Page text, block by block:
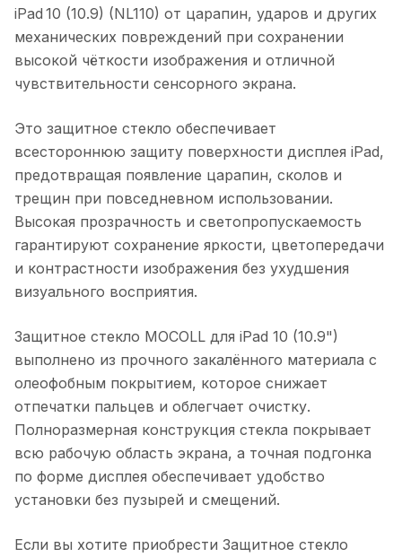
iPad 10 (10.9) (NL110) от царапин, ударов и других
механических повреждений при сохранении
высокой чёткости изображения и отличной
чувствительности сенсорного экрана.
Это защитное стекло обеспечивает
всестороннюю защиту поверхности дисплея iPad,
предотвращая появление царапин, сколов и
трещин при повседневном использовании.
Высокая прозрачность и светопропускаемость
гарантируют сохранение яркости, цветопередачи
и контрастности изображения без ухудшения
визуального восприятия.
Защитное стекло MOCOLL для iPad 10 (10.9")
выполнено из прочного закалённого материала с
олеофобным покрытием, которое снижает
отпечатки пальцев и облегчает очистку.
Полноразмерная конструкция стекла покрывает
всю рабочую область экрана, а точная подгонка
по форме дисплея обеспечивает удобство
установки без пузырей и смещений.
Если вы хотите приобрести Защитное стекло